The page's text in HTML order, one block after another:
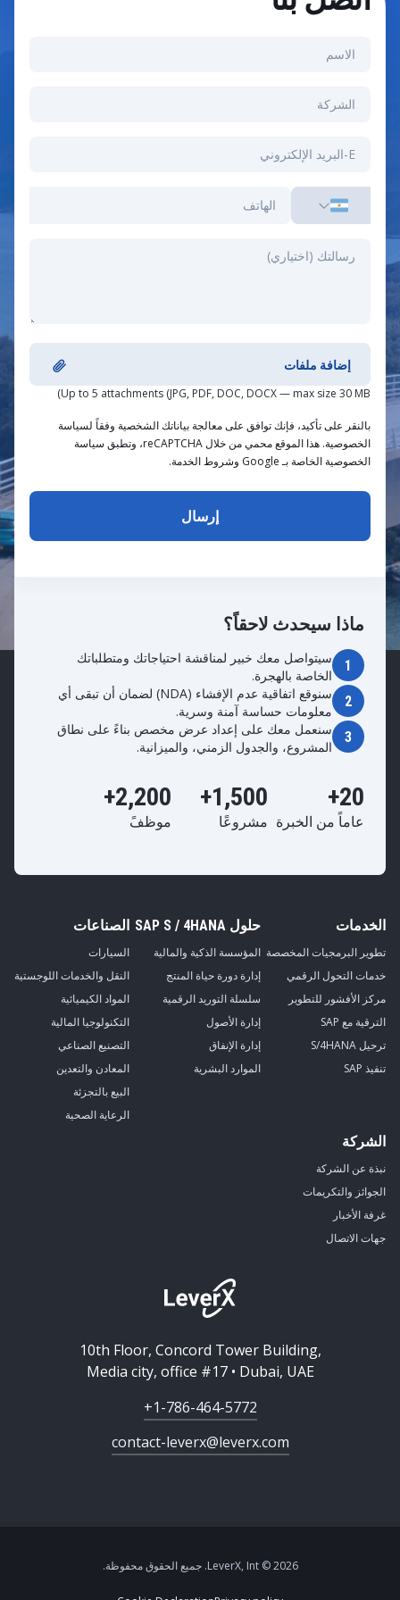
ماذا سيحدث لاحقاً؟
1
سيتواصل معك خبير لمناقشة احتياجاتك ومتطلباتك
الخاصة بالهجرة.
2
سنوقع اتفاقية عدم الإفشاء (NDA) لضمان أن تبقى أي
معلومات حساسة آمنة وسرية.
3
سنعمل معك على إعداد عرض مخصص بناءً على نطاق
المشروع، والجدول الزمني، والميزانية.
20+
عاماً من الخبرة
1,500+
مشروعًا
2,200+
موظفً
إضافة ملفات
Up to 5 attachments (JPG, PDF, DOC, DOCX — max size 30 MB)
بالنقر على تأكيد، فإنك توافق على معالجة بياناتك الشخصية وفقاً لسياسة
الخصوصية. هذا الموقع محمي من خلال reCAPTCHA، وتطبق سياسة
الخصوصية الخاصة بـ Google وشروط الخدمة.
الخدمات
تطوير البرمجيات المخصصة
خدمات التحول الرقمي
مركز الأفشور للتطوير
الترقية مع SAP
ترحيل S/4HANA
تنفيذ SAP
حلول SAP S / 4HANA
المؤسسة الذكية والمالية
إدارة دورة حياة المنتج
سلسلة التوريد الرقمية
إدارة الأصول
إدارة الإنفاق
الموارد البشرية
الصناعات
السيارات
النقل والخدمات اللوجستية
المواد الكيميائية
التكنولوجيا المالية
التصنيع الصناعي
المعادن والتعدين
البيع بالتجزئة
الرعاية الصحية
الشركة
نبذة عن الشركة
الجوائز والتكريمات
غرفة الأخبار
جهات الاتصال
10th Floor, Concord Tower Building,
Media city, office #17 • Dubai, UAE
+1-786-464-5772
contact-leverx@leverx.com
2026 © LeverX, Int. جميع الحقوق محفوظة.